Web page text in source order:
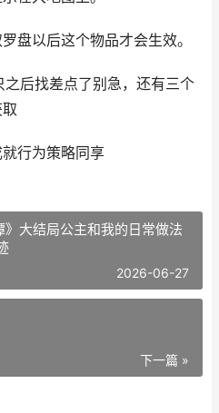
盘以后这个物品才会生效。
后找差点了别急，还有三个
行为策略同享
》大结局公主和我的日常做法
2026-06-27
下一篇 »